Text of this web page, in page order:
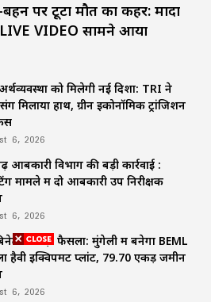
पर टूटा मौत का कहर: मादा
VIDEO सामने आया
अर्थव्यवस्था को मिलेगी नई दिशा: TRI ने
मिलाया हाथ, ग्रीन इकोनॉमिक ट्रांजिशन
6, 2026
आबकारी विभाग की बड़ी कार्रवाई :
मामले में दो आबकारी उप निरीक्षक
6, 2026
का बड़ा फैसला: मुंगेली में बनेगा BEML
हैवी इक्विपमेंट प्लांट, 79.70 एकड़ जमीन
6, 2026